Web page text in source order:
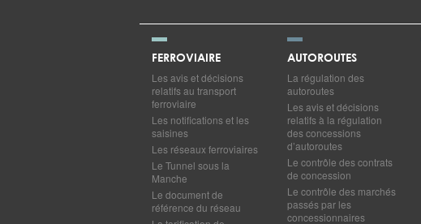
FERROVIAIRE
Les avis et décisions
relatifs au transport
ferroviaire
Les notifications et les
saisines
Les réseaux ferroviaires
Le Tunnel sous la
Manche
Le document de
référence du réseau
AUTOROUTES
La régulation des
autoroutes
Les avis et décisions
relatifs à la régulation
des concessions
d’autoroutes
Le contrôle des contrats
de concession
Le contrôle des marchés
passés par les
concessionnaires